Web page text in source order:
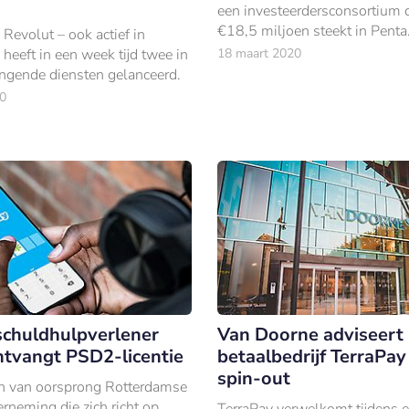
– ook actief in
in een week tijd twee in
diensten gelanceerd.
een investeerdersconsortium
€18,5 miljoen steekt in Penta.
18 maart 2020
PSD2-licentie
van oorsprong Rotterdamse
Van Doorne adviseert
betaalbedrijf
spin-out